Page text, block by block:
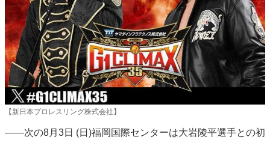
【新日本プロレスリング株式会社】
――次の8月3日 (日)福岡国際センターは大岩陵平選手との初